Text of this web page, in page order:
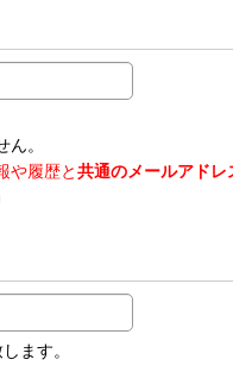
。
や履歴と共通のメールアドレ
ます。